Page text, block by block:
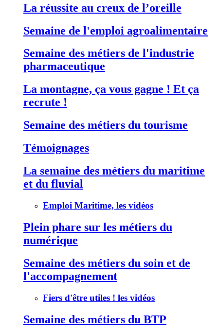
La réussite au creux de l’oreille
Semaine de l'emploi agroalimentaire
Semaine des métiers de l'industrie
pharmaceutique
La montagne, ça vous gagne ! Et ça
recrute !
Semaine des métiers du tourisme
Témoignages
La semaine des métiers du maritime
et du fluvial
Emploi Maritime, les vidéos
Plein phare sur les métiers du
numérique
Semaine des métiers du soin et de
l'accompagnement
Fiers d'être utiles ! les vidéos
Semaine des métiers du BTP